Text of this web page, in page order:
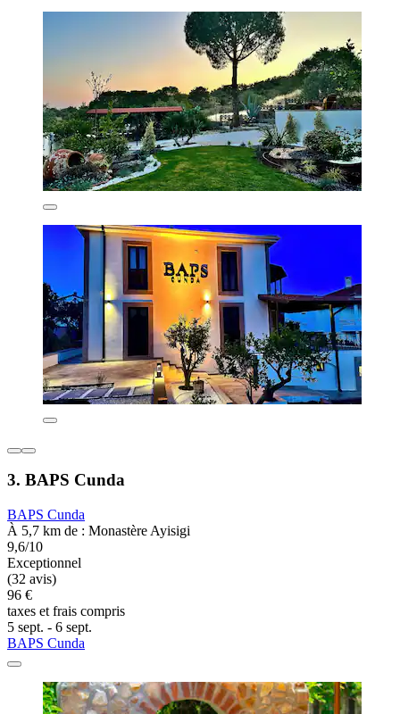
3. BAPS Cunda
BAPS Cunda
À 5,7 km de : Monastère Ayisigi
9,6/10
Exceptionnel
(32 avis)
96 €
taxes et frais compris
5 sept. - 6 sept.
BAPS Cunda